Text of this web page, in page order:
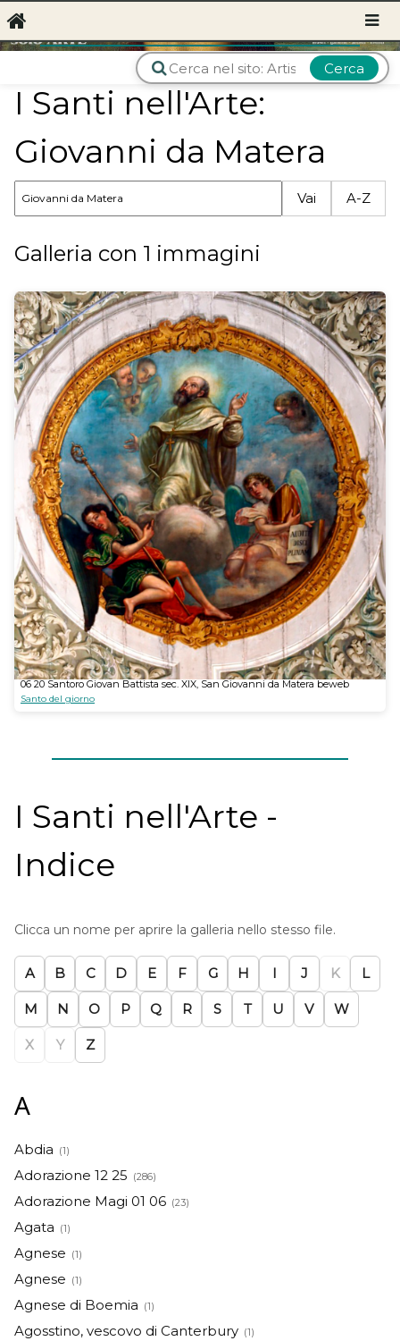
Cerca
I Santi nell'Arte:
Giovanni da Matera
Vai A-Z
Galleria con 1 immagini
06 20 Santoro Giovan Battista sec. XIX, San Giovanni da Matera beweb
Santo del giorno
I Santi nell'Arte -
Indice
Clicca un nome per aprire la galleria nello stesso file.
A B C D E F G H I J K L
M N O P Q R S T U V W
X Y Z
A
Abdia (1)
Adorazione 12 25 (286)
Adorazione Magi 01 06 (23)
Agata (1)
Agnese (1)
Agnese (1)
Agnese di Boemia (1)
Agosstino, vescovo di Canterbury (1)